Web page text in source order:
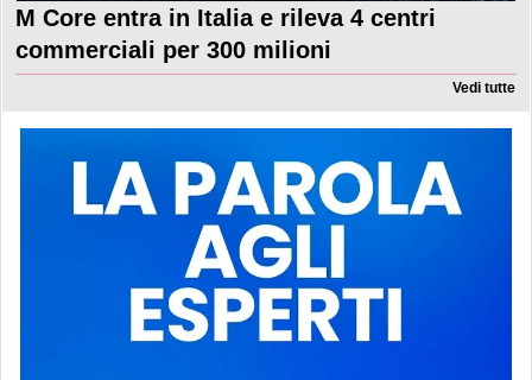
M Core entra in Italia e rileva 4 centri
commerciali per 300 milioni
Vedi tutte